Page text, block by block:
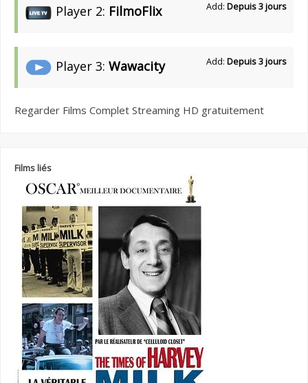
Player 2: FilmoFlix Add: Depuis 3 jours
Player 3: Wawacity Add: Depuis 3 jours
Regarder Films Complet Streaming HD gratuitement
Films liés